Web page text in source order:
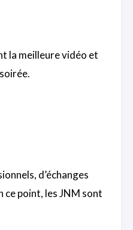
la meilleure vidéo et
d’échanges
ce point, les JNM sont